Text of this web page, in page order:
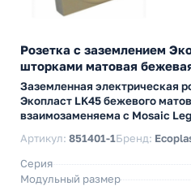
Розетка с заземлением
шторками матовая
Заземленная электрическая
Экопласт LK45 бежевого
взаимозаменяема с Mosaic
Артикул: 851401-1Бренд:
Серия
Модульный размер